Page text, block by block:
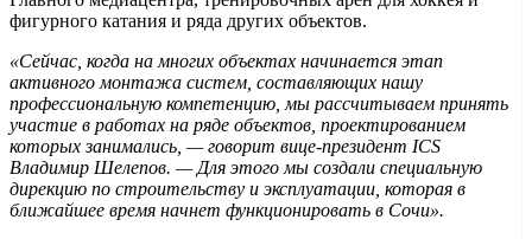
фигурного катания и ряда других объектов.
«Сейчас, когда на многих объектах начинается этап
активного монтажа систем, составляющих нашу
профессиональную компетенцию, мы рассчитываем принять
участие в работах на ряде объектов, проектированием
которых занимались, — говорит вице-президент ICS
Владимир Шелепов. — Для этого мы создали специальную
дирекцию по строительству и эксплуатации, которая в
ближайшее время начнет функционировать в Сочи».